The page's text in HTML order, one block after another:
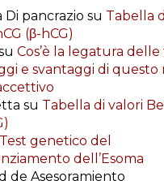
Di pancrazio su Tabella
(β-hCG)
Cos’è la legatura
e svantaggi di questo
su Tabella di valori
Test genetico del
dell’Esoma
de Asesoramiento